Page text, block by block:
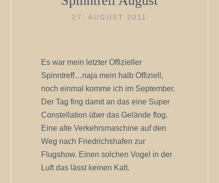
27. AUGUST 2011
Es war mein letzter Offizieller
Spinntreff…naja mein halb Offiziell,
noch einmal komme ich im September.
Der Tag fing damit an das eine Super
Constellation über das Gelände flog.
Eine alte Verkehrsmaschine auf den
Weg nach Friedrichshafen zur
Flugshow. Einen solchen Vogel in der
Luft das lässt keinen Kalt.